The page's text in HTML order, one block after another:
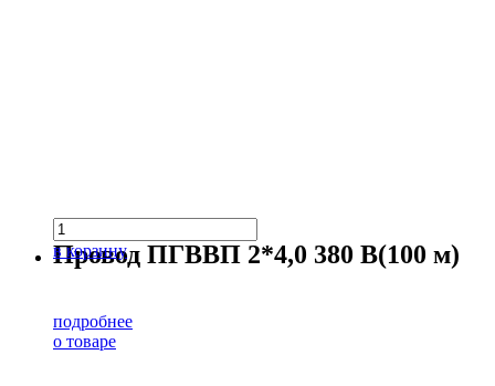
в корзину
Провод ПГВВП 2*4,0 380 В(100 м)
подробнее
о товаре